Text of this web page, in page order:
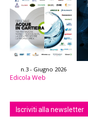
n.3 - Giugno 2026
Edicola Web
Iscriviti alla newsletter